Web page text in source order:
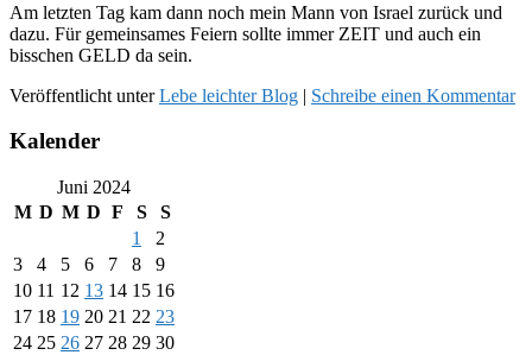
Am letzten Tag kam dann noch mein Mann von Israel zurück und
dazu. Für gemeinsames Feiern sollte immer ZEIT und auch ein
bisschen GELD da sein.
Veröffentlicht unter Lebe leichter Blog | Schreibe einen Kommentar
Kalender
Juni 2024
M D M D F S
S
1
2
3
4 5 6 7 8
9
10 11 12 13 14 15 16
17 18 19 20 21 22 23
24 25 26 27 28 29 30